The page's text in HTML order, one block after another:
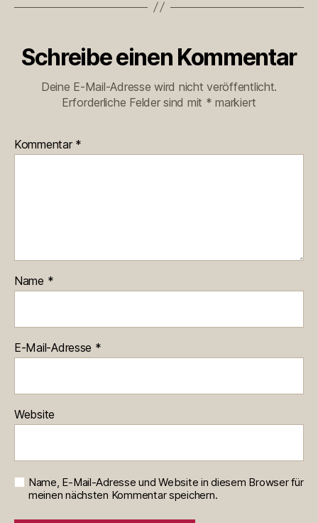
Schreibe einen Kommentar
Deine E-Mail-Adresse wird nicht veröffentlicht.
Erforderliche Felder sind mit * markiert
Kommentar *
Name *
E-Mail-Adresse *
Website
Name, E-Mail-Adresse und Website in diesem Browser für
meinen nächsten Kommentar speichern.